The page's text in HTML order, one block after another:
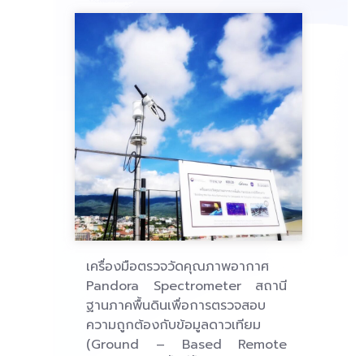
เครื่องมือตรวจวัดคุณภาพอากาศ
Pandora Spectrometer สถานี
ฐานภาคพื้นดินเพื่อการตรวจสอบ
ความถูกต้องกับข้อมูลดาวเทียม
(Ground – Based Remote